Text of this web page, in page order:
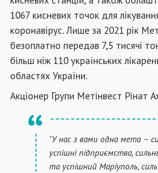
1067 кисневих точок для
коронавірус. Лише за 2021 рік
безоплатно передав 7,5 тисячі
більш ніж 110 українських
областях України.
Акціонер Групи Метінвест Рінат
"У нас з вами одна мета –
успішні підприємства,
та успішний Маріуполь,